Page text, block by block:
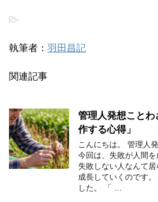
-
執筆者： 羽田昌記
関連記事
管理人発想ことわ
作する心得」
こんにちは。 管理人
今回は、失敗が人間を
失敗しない人なんて
成長していくのです
した。 「 …